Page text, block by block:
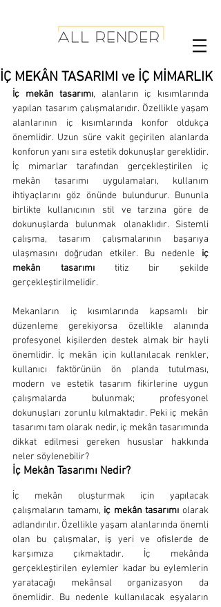
İÇ MEKÂN TASARIMI ve İÇ MİMARLIK
İç mekân tasarımı, alanların iç kısımlarında
yapılan tasarım çalışmalarıdır. Özellikle yaşam
alanlarının iç kısımlarında konfor oldukça
önemlidir. Uzun süre vakit geçirilen alanlarda
konforun yanı sıra estetik dokunuşlar gereklidir.
İç mimarlar tarafından gerçekleştirilen iç
mekân tasarımı uygulamaları, kullanım
ihtiyaçlarını göz önünde bulundurur. Bununla
birlikte kullanıcının stil ve tarzına göre de
dokunuşlarda bulunmak olanaklıdır. Sistemli
çalışma, tasarım çalışmalarının başarıya
ulaşmasını doğrudan etkiler. Bu nedenle iç
mekân tasarımı titiz bir şekilde
gerçekleştirilmelidir.
Mekanların iç kısımlarında kapsamlı bir
düzenleme gerekiyorsa özellikle alanında
profesyonel kişilerden destek almak bir hayli
önemlidir. İç mekân için kullanılacak renkler,
kullanıcı faktörünün ön planda tutulması,
modern ve estetik tasarım fikirlerine uygun
çalışmalarda bulunmak; profesyonel
dokunuşları zorunlu kılmaktadır. Peki iç mekân
tasarımı tam olarak nedir, iç mekân tasarımında
dikkat edilmesi gereken hususlar hakkında
neler söylenebilir?
İç Mekân Tasarımı Nedir?
İç mekân oluşturmak için yapılacak
çalışmaların tamamı, iç mekân tasarımı olarak
adlandırılır. Özellikle yaşam alanlarında önemli
olan bu çalışmalar, iş yeri ve ofislerde de
karşımıza çıkmaktadır. İç mekânda
gerçekleştirilen eylemler kadar bu eylemlerin
yaratacağı mekânsal organizasyon da
önemlidir. Bu nedenle kullanılacak eşyaların